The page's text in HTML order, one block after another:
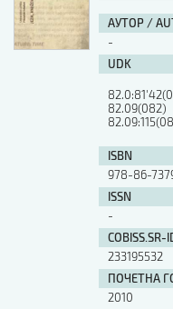
ISSN
АУТОР /
-
UDK
82.09(082)
ISBN
978-86-
ISSN
-
COBISS.SR-
233195532
ПОЧЕТНА
2010